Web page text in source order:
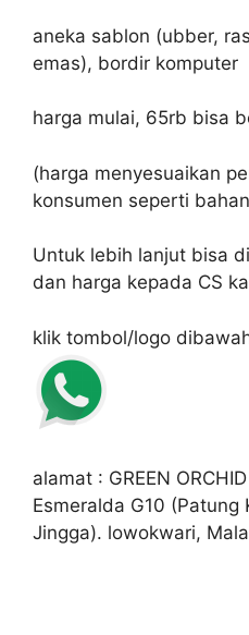
aneka sablon (ubber,
emas), bordir komputer
harga mulai, 65rb bisa
(harga menyesuaikan
konsumen seperti
Untuk lebih lanjut bisa
dan harga kepada CS
klik tombol/logo
alamat : GREEN
Esmeralda G10
Jingga). lowokwari,